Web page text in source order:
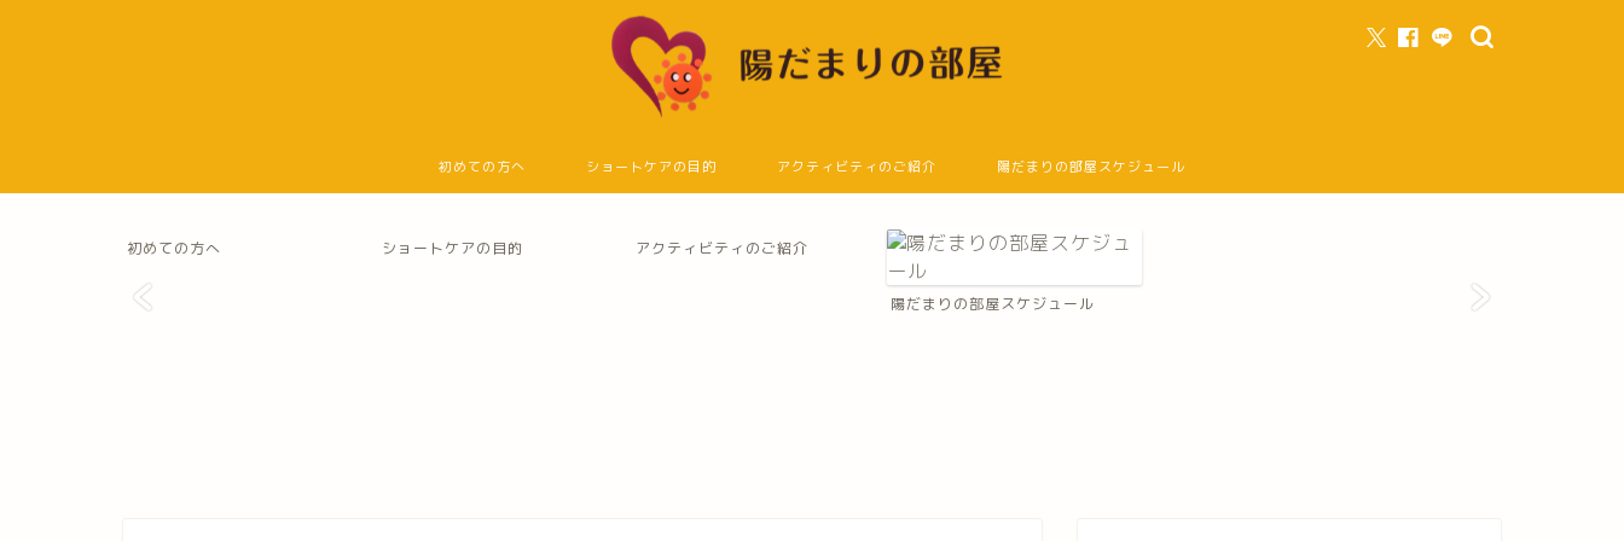
初めての方へ ショートケアの目的 アクティビティのご紹介 陽だまりの部屋スケジュール
初めての方へ ショートケアの目的 アクティビティのご紹介
陽だまりの部屋スケジュール